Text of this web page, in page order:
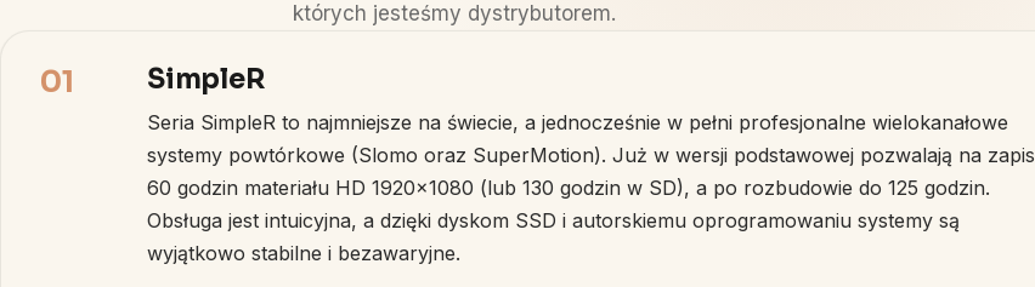
których jesteśmy dystrybutorem.
01 SimpleR
Seria SimpleR to najmniejsze na świecie, a jednocześnie w pełni profesjonalne wielokanałowe
systemy powtórkowe (Slomo oraz SuperMotion). Już w wersji podstawowej pozwalają na zapis
60 godzin materiału HD 1920x1080 (lub 130 godzin w SD), a po rozbudowie do 125 godzin.
Obsługa jest intuicyjna, a dzięki dyskom SSD i autorskiemu oprogramowaniu systemy są
wyjątkowo stabilne i bezawaryjne.